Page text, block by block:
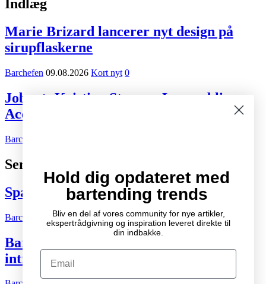
Indlæg
Marie Brizard lancerer nyt design på
sirupflaskerne
Barchefen 09.08.2026 Kort nyt 0
Jobnyt: Kristian Staurup Lassen bliver
Account Manager hos Marie Brizard
Barchefen
Seneste indlæg
Spændende cocktail- og drinksbøger
Barchefen 04.10.2007 Litteratur 2
Bartenderens grundbog – Den ultimative
introduktion til cocktailkunsten
Hold dig opdateret med
bartending trends
Bliv en del af vores community for nye artikler,
ekspertrådgivning og inspiration leveret direkte til
din indbakke.
Email